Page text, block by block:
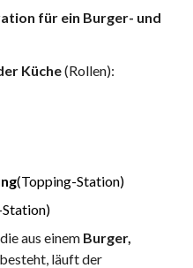
für ein Burger- und
Küche(Rollen):
(Topping-Station)
aus einem Burger,
besteht, läuft der